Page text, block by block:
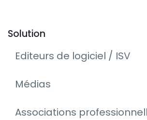
Solution
Editeurs de logiciel / ISV
Médias
Associations